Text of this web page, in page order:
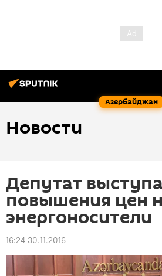
Азербайджан
Новости
Депутат
повышения цен
энергоносители
16:24 30.11.2016